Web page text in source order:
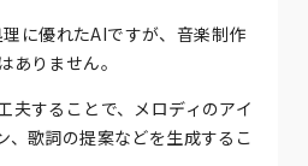
に優れたAIですが、音楽制作
ありません。
夫することで、メロディのアイ
、歌詞の提案などを生成するこ